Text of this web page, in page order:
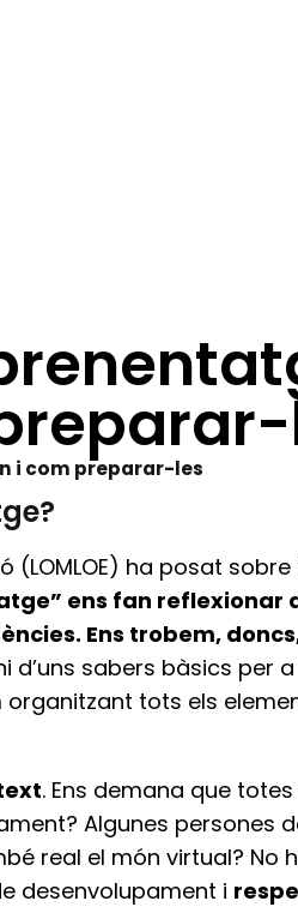
i com preparar-les
(LOMLOE) ha posat
ens fan
Ens trobem,
sabers bàsics per
tots els
. Ens demana que
Algunes persones
real el món virtual? No
desenvolupament i